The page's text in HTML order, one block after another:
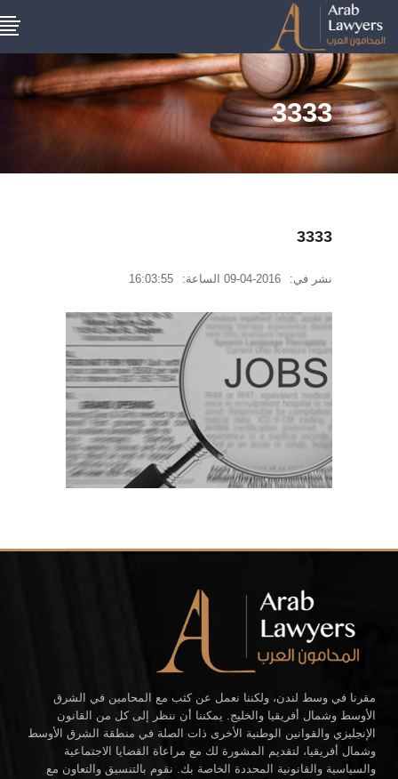
3333
3333
نشر في: 2016-04-09 الساعة: 16:03:55
مقرنا في وسط لندن، ولكننا نعمل عن كثب مع المحامين في الشرق
الأوسط وشمال أفريقيا والخليج. يمكننا أن ننظر إلى كل من القانون
الإنجليزي والقوانين الوطنية الأخرى ذات الصلة في منطقة الشرق الأوسط
وشمال أفريقيا، لتقديم المشورة لك مع مراعاة القضايا الاجتماعية
والسياسية والقانونية المحددة الخاصة بك. نقوم بالتنسيق والتعاون مع